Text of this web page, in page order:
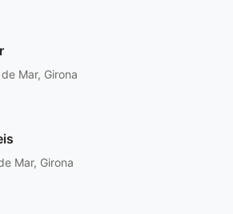
Mar, Girona
Mar, Girona